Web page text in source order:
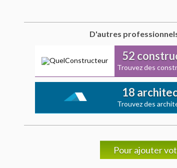
D'autres
52
Trouvez des
18
Trouvez des
Pour ajouter